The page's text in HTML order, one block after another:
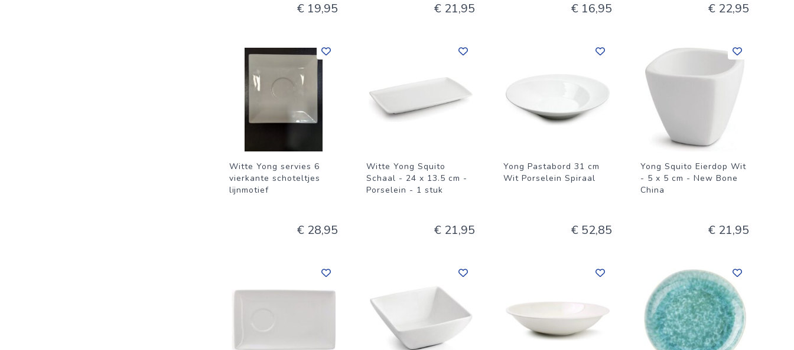
€ 19,95 € 21,95 € 16,95 € 22,95
Witte Yong servies 6
vierkante schoteltjes
lijnmotief
€ 28,95
Witte Yong Squito
Schaal - 24 x 13.5 cm -
Porselein - 1 stuk
€ 21,95
Yong Pastabord 31 cm
Wit Porselein Spiraal
€ 52,85
Yong Squito Eierdop Wit
- 5 x 5 cm - New Bone
China
€ 21,95